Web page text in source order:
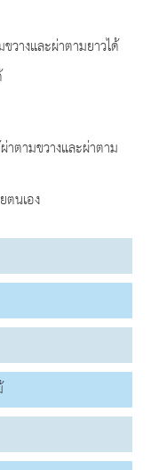
วางและผ่าตามยาวได้
าตามขวางและผ่าตาม
ตนเอง